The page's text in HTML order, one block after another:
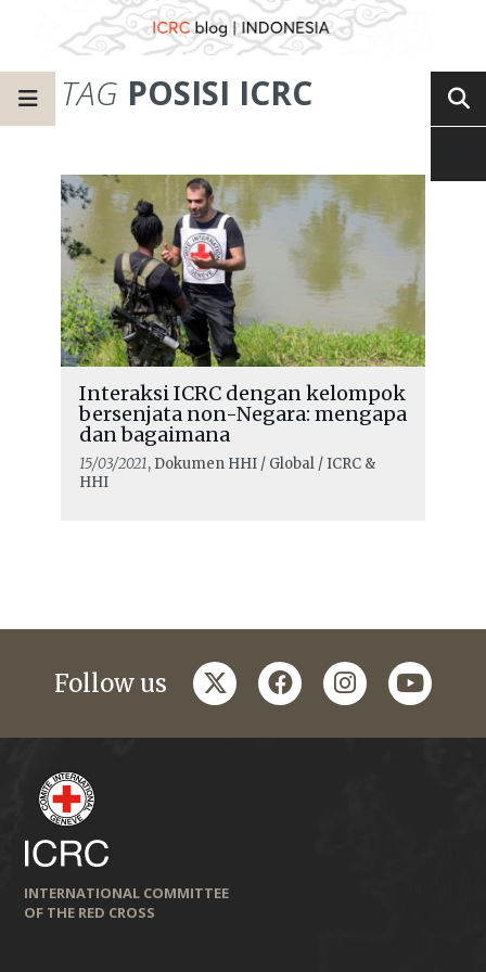
TAG POSISI ICRC
Interaksi ICRC dengan kelompok
bersenjata non-Negara: mengapa
dan bagaimana
15/03/2021, Dokumen HHI / Global / ICRC &
HHI
Follow us twitterfacebookinstagramyoutube
INTERNATIONAL COMMITTEE
OF THE RED CROSS